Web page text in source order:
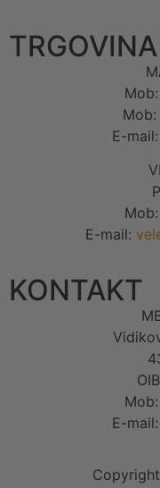
TRGOVINA
Mob:
Mob:
E-mail:
Mob:
E-mail:
KONTAKT
Mob:
E-mail: